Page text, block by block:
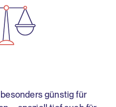
günstig für